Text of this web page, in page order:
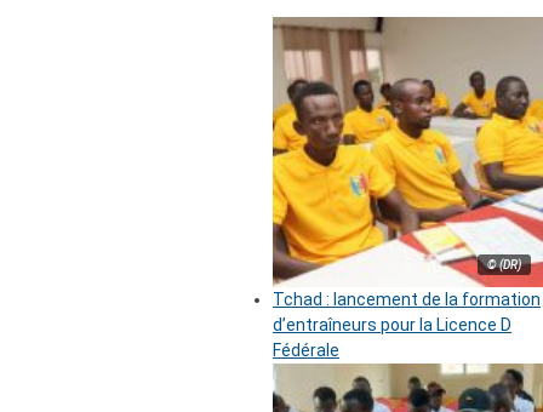
© (DR)
Tchad : lancement de la formation
d’entraîneurs pour la Licence D
Fédérale